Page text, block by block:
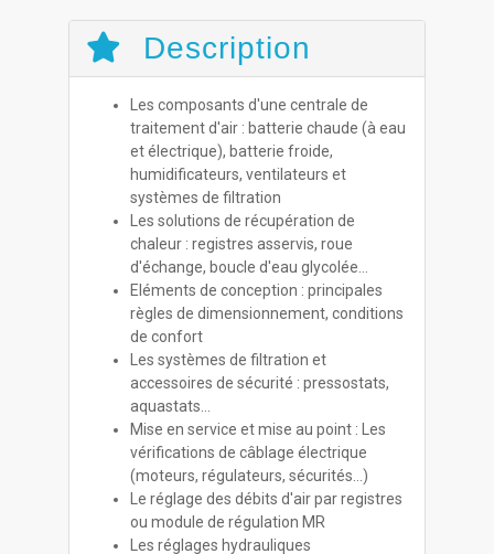
Description
Les composants d'une centrale de
traitement d'air : batterie chaude (à eau
et électrique), batterie froide,
humidificateurs, ventilateurs et
systèmes de filtration
Les solutions de récupération de
chaleur : registres asservis, roue
d'échange, boucle d'eau glycolée…
Eléments de conception : principales
règles de dimensionnement, conditions
de confort
Les systèmes de filtration et
accessoires de sécurité : pressostats,
aquastats…
Mise en service et mise au point : Les
vérifications de câblage électrique
(moteurs, régulateurs, sécurités…)
Le réglage des débits d'air par registres
ou module de régulation MR
Les réglages hydrauliques